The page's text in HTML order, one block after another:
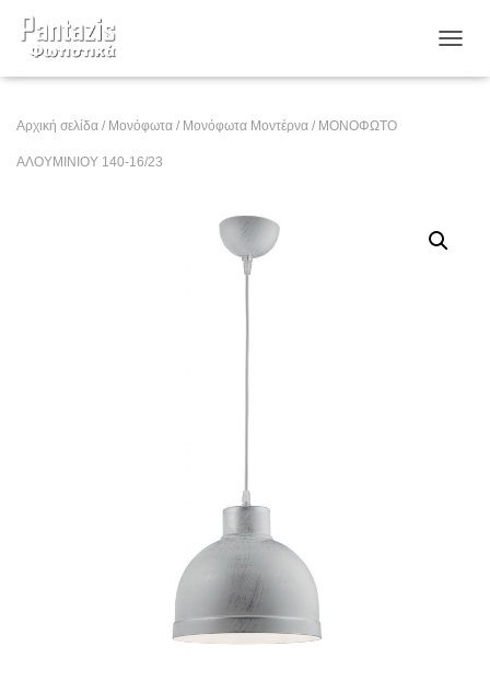
Αρχική σελίδα / Μονόφωτα / Μονόφωτα Μοντέρνα / ΜΟΝΟΦΩΤΟ
ΑΛΟΥΜΙΝΙΟΥ 140-16/23